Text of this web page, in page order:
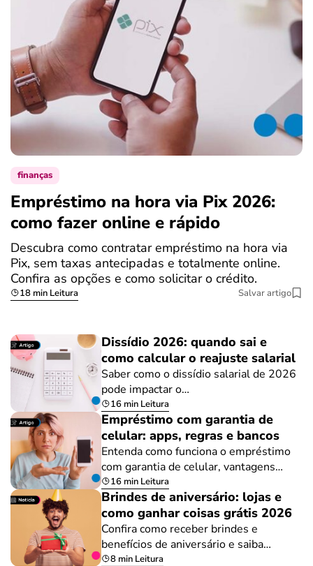
finanças
Empréstimo na hora via Pix 2026:
como fazer online e rápido
Descubra como contratar empréstimo na hora via
Pix, sem taxas antecipadas e totalmente online.
Confira as opções e como solicitar o crédito.
18 min Leitura Salvar artigo
Dissídio 2026: quando sai e
como calcular o reajuste salarial
Saber como o dissídio salarial de 2026
pode impactar o…
16 min Leitura
Empréstimo com garantia de
celular: apps, regras e bancos
Entenda como funciona o empréstimo
com garantia de celular, vantagens…
16 min Leitura
Brindes de aniversário: lojas e
como ganhar coisas grátis 2026
Confira como receber brindes e
benefícios de aniversário e saiba…
8 min Leitura